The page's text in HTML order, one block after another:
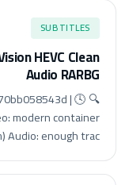
SUBTITLES
HEVC Clean
Audio RARBG
| 🕓
modern container
Audio: enough trac